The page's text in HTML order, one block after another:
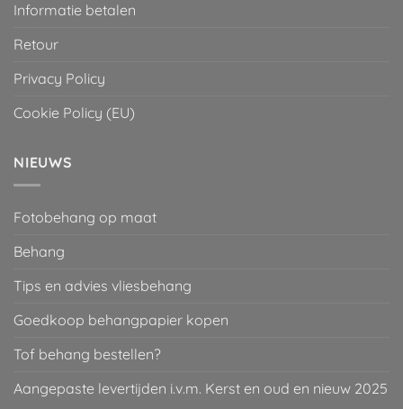
Informatie betalen
Retour
Privacy Policy
Cookie Policy (EU)
NIEUWS
Fotobehang op maat
Behang
Tips en advies vliesbehang
Goedkoop behangpapier kopen
Tof behang bestellen?
Aangepaste levertijden i.v.m. Kerst en oud en nieuw 2025